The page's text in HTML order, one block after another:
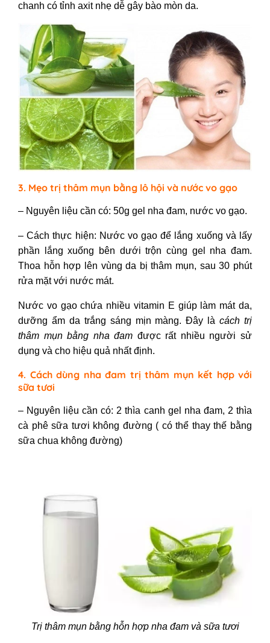
chanh có tỉnh axit nhẹ dễ gây bào mòn da.
3. Mẹo trị thâm mụn bằng lô hội và nước vo gạo
– Nguyên liệu cần có: 50g gel nha đam, nước vo gạo.
– Cách thực hiện: Nước vo gạo để lắng xuống và lấy
phần lắng xuống bên dưới trộn cùng gel nha đam.
Thoa hỗn hợp lên vùng da bị thâm mụn, sau 30 phút
rửa mặt với nước mát.
Nước vo gạo chứa nhiều vitamin E giúp làm mát da,
dưỡng ẩm da trắng sáng mịn màng. Đây làcách trị
thâm mụn bằng nha đam được rất nhiều người sử
dụng và cho hiệu quả nhất định.
4. Cách dùng nha đam trị thâm mụn kết hợp với
sữa tươi
– Nguyên liệu cần có: 2 thìa canh gel nha đam, 2 thìa
cà phê sữa tươi không đường ( có thể thay thế bằng
sữa chua không đường)
Trị thâm mụn bằng hỗn hợp nha đam và sữa tươi